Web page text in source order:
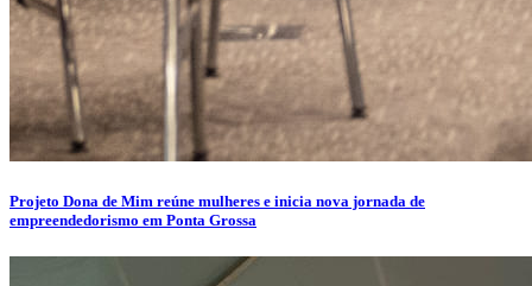
Projeto Dona de Mim reúne mulheres e inicia nova jornada de
empreendedorismo em Ponta Grossa